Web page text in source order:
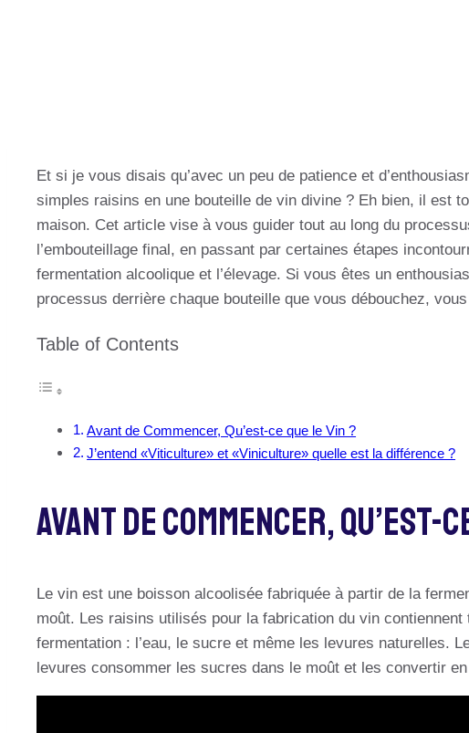
Et si je vous disais qu’avec un peu de patience et
simples raisins en une bouteille de vin divine ? Eh bien, il est
maison. Cet article vise à vous guider tout au long du
l’embouteillage final, en passant par certaines étapes
fermentation alcoolique et l’élevage. Si vous êtes un
processus derrière chaque bouteille que vous débouchez,
Table of Contents
Avant de Commencer, Qu’est-ce que le Vin ?
J’entend «Viticulture» et «Viniculture» quelle est la différence ?
Avant De Commencer, Qu’est-
Le vin est une boisson alcoolisée fabriquée à partir de la
moût. Les raisins utilisés pour la fabrication du vin
fermentation : l’eau, le sucre et même les levures naturelles.
levures consommer les sucres dans le moût et les convertir